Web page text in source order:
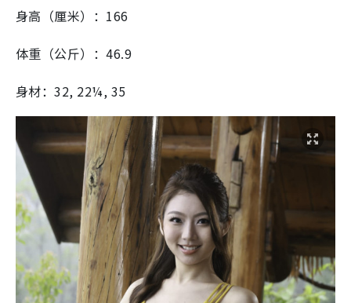
身高（厘米）：166
体重（公斤）：46.9
身材：32, 22¼, 35